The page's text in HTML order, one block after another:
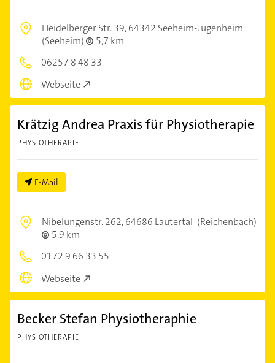
Heidelberger Str. 39,64342 Seeheim-Jugenheim
(Seeheim)
5,7 km
06257 8 48 33
Webseite
Krätzig Andrea Praxis für Physiotherapie
PHYSIOTHERAPIE
E-Mail
Nibelungenstr. 262,64686 Lautertal (Reichenbach)
5,9 km
0172 9 66 33 55
Webseite
Becker Stefan Physiotheraphie
PHYSIOTHERAPIE